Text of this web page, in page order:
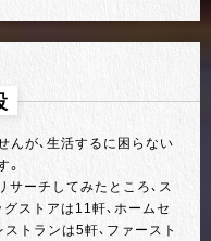
が、生活するに困らない
ーチしてみたところ、ス
ストアは11軒、ホームセ
トランは5軒、ファースト